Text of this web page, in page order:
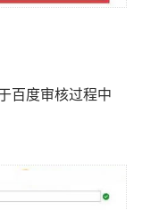
百度审核过程中